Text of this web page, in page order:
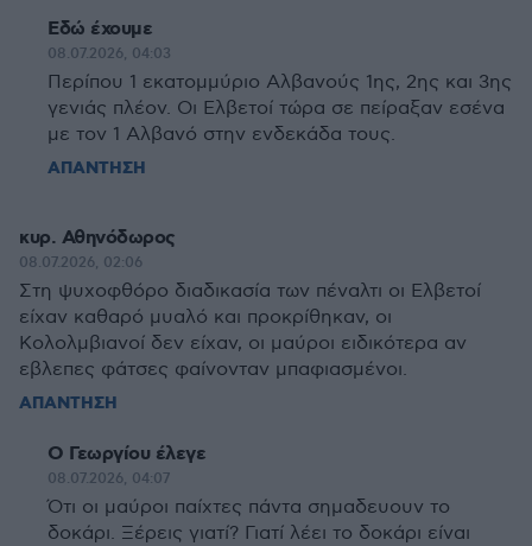
Εδώ έχουμε
08.07.2026, 04:03
Περίπου 1 εκατομμύριο Αλβανούς 1ης, 2ης και 3ης
γενιάς πλέον. Οι Ελβετοί τώρα σε πείραξαν εσένα
με τον 1 Αλβανό στην ενδεκάδα τους.
ΑΠΑΝΤΗΣΗ
κυρ. Αθηνόδωρος
08.07.2026, 02:06
Στη ψυχοφθόρο διαδικασία των πέναλτι οι Ελβετοί
είχαν καθαρό μυαλό και προκρίθηκαν, οι
Κολολμβιανοί δεν είχαν, οι μαύροι ειδικότερα αν
εβλεπες φάτσες φαίνονταν μπαφιασμένοι.
ΑΠΑΝΤΗΣΗ
Ο Γεωργίου έλεγε
08.07.2026, 04:07
Ότι οι μαύροι παίχτες πάντα σημαδευουν το
δοκάρι. Ξέρεις γιατί? Γιατί λέει το δοκάρι είναι